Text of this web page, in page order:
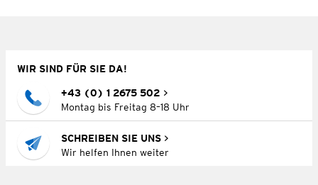
WIR SIND FÜR SIE DA!
+43 (0) 1 2675 502
Montag bis Freitag 8–18 Uhr
SCHREIBEN SIE UNS
Wir helfen Ihnen weiter